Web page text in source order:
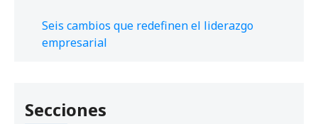
Seis cambios que redefinen el liderazgo
empresarial
Secciones